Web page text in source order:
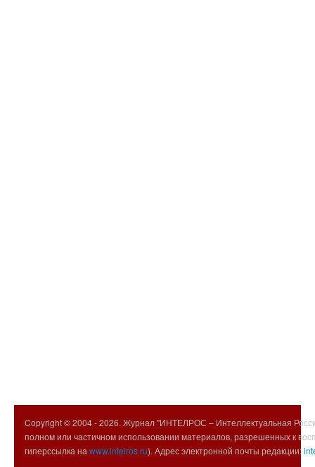
Copyright © 2004 -2026. Журнал "ИНТЕЛРОС – Интеллектуальная
полном или частичном использовании материалов, разрешенных к
гиперссылка на www.intelros.ru). Адрес электронной почты редакции: